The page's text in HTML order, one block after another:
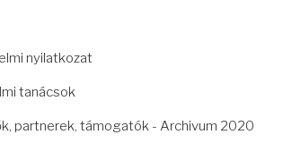
nyilatkozat
tanácsok
partnerek, támogatók - Archivum 2020